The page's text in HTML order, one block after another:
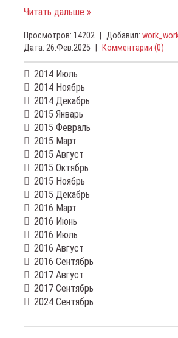
Читать дальше »
Просмотров: 14202 Добавил:
Дата: 26.Фев.2025 Комментарии (0)
2014 Июль
2014 Ноябрь
2014 Декабрь
2015 Январь
2015 Февраль
2015 Март
2015 Август
2015 Октябрь
2015 Ноябрь
2015 Декабрь
2016 Март
2016 Июнь
2016 Июль
2016 Август
2016 Сентябрь
2017 Август
2017 Сентябрь
2024 Сентябрь